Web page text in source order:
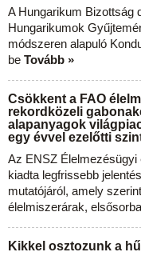
A Hungarikum Bizottság
Hungarikumok
módszeren alapuló
be Tovább »
Csökkent a FAO
rekordközeli
alapanyagok
egy évvel ezelőtti
Az ENSZ
kiadta legfrissebb
mutatójáról, amely
élelmiszerárak,
Kikkel osztozunk a